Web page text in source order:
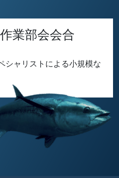
業部会会合
シャリストによる小規模な